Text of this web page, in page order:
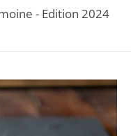
- Edition 2024